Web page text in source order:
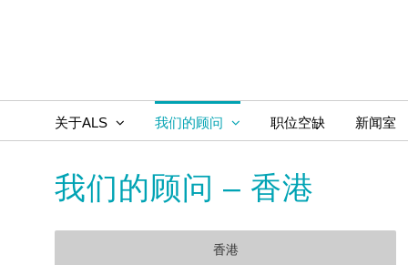
关于ALS 我们的顾问 职位空缺 新闻室
我们的顾问 – 香港
香港